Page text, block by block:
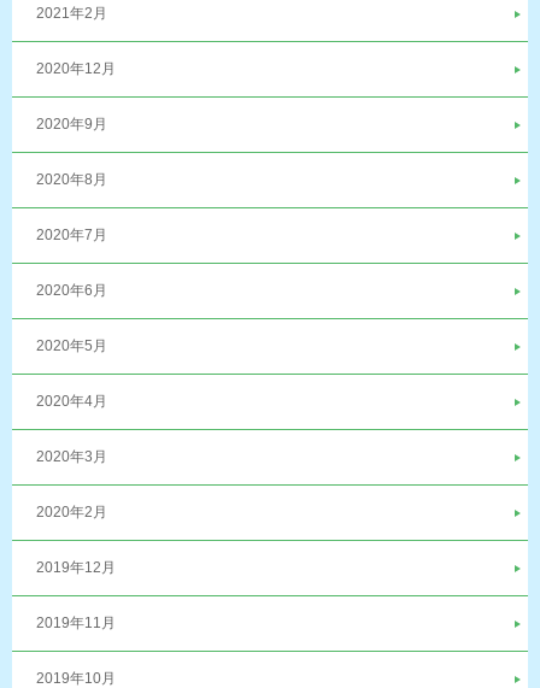
2021年2月
2020年12月
2020年9月
2020年8月
2020年7月
2020年6月
2020年5月
2020年4月
2020年3月
2020年2月
2019年12月
2019年11月
2019年10月